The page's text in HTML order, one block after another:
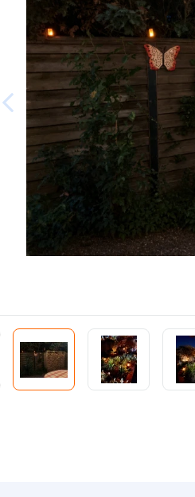
Detectiehoek
Schakelaar aan/uit
Aantal lichtstanden
Batterij
Type batterij
Capaciteit
Aantal batterijen
Brandduur
Type zonne paneel
Capaciteit
De meest